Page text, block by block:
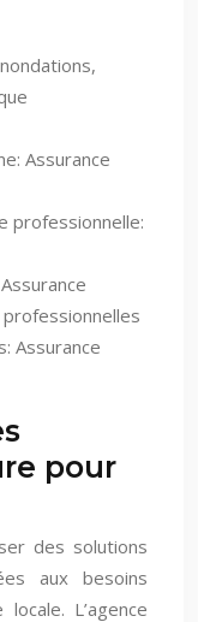
Assurance
professionnelle:
Assurance
pour
des solutions
aux besoins
L’agence